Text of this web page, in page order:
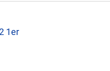
1er